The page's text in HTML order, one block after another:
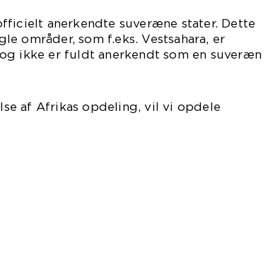
anerkendte suveræne stater. Dette
områder, som f.eks. Vestsahara, er
ikke er fuldt anerkendt som en suveræn
af Afrikas opdeling, vil vi opdele